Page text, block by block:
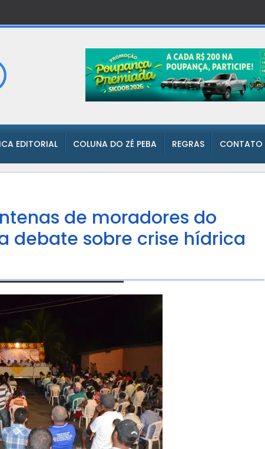
EDITORIAL COLUNA DO ZÉ PEBA REGRAS CONTATO
de moradores do
debate sobre crise hídrica